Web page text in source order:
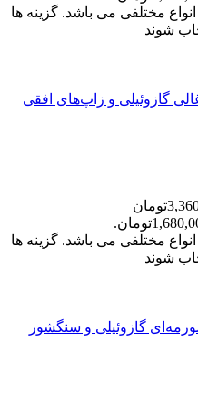
مختلفی می باشد. گزینه ها
شوند
قیمت اصلی: 3,360,000تومان
مختلفی می باشد. گزینه ها
شوند